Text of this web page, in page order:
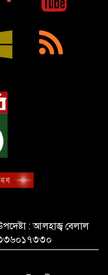
আলোর বাহক: তথ্যমন্ত্রী
আ. লীগের কর্মী
: আলহাজ্ব বেলাল